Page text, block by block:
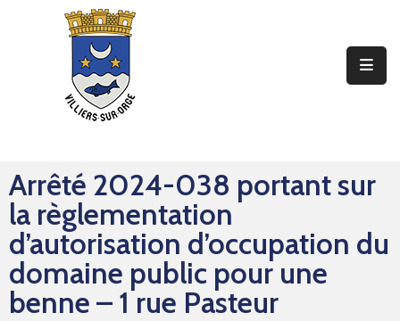
Mes
Sorties
Mes
Démarches
Arrêté 2024-038 portant sur
la règlementation
d’autorisation d’occupation du
domaine public pour une
benne – 1 rue Pasteur